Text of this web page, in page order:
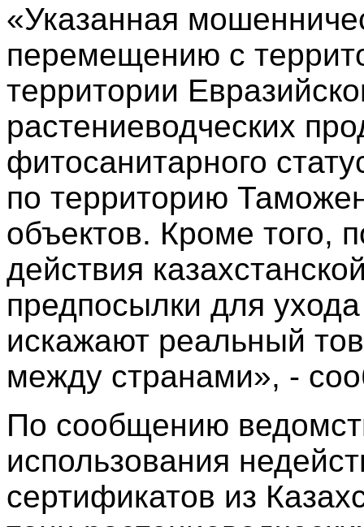
«Указанная
перемещению с
территории
растениеводческих
фитосанитарного
по территорию
объектов. Кроме того,
действия
предпосылки для
искажают реальный
между странами», -
По сообщению
использования
сертификатов из